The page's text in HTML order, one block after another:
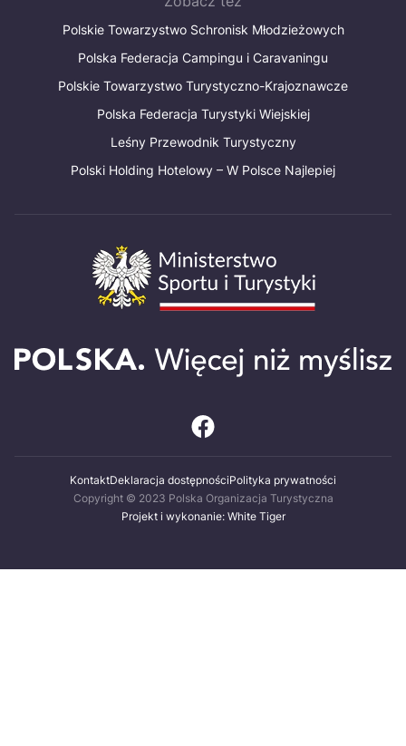
Polskie Towarzystwo Schronisk Młodzieżowych
Polska Federacja Campingu i Caravaningu
Polskie Towarzystwo Turystyczno-Krajoznawcze
Polska Federacja Turystyki Wiejskiej
Leśny Przewodnik Turystyczny
Polski Holding Hotelowy – W Polsce Najlepiej
KontaktDeklaracja dostępnościPolityka prywatności
Copyright © 2023 Polska Organizacja Turystyczna
Projekt i wykonanie: White Tiger